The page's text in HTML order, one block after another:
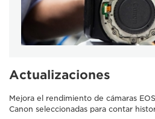
Actualizaciones
Mejora el rendimiento de cámaras
Canon seleccionadas para contar